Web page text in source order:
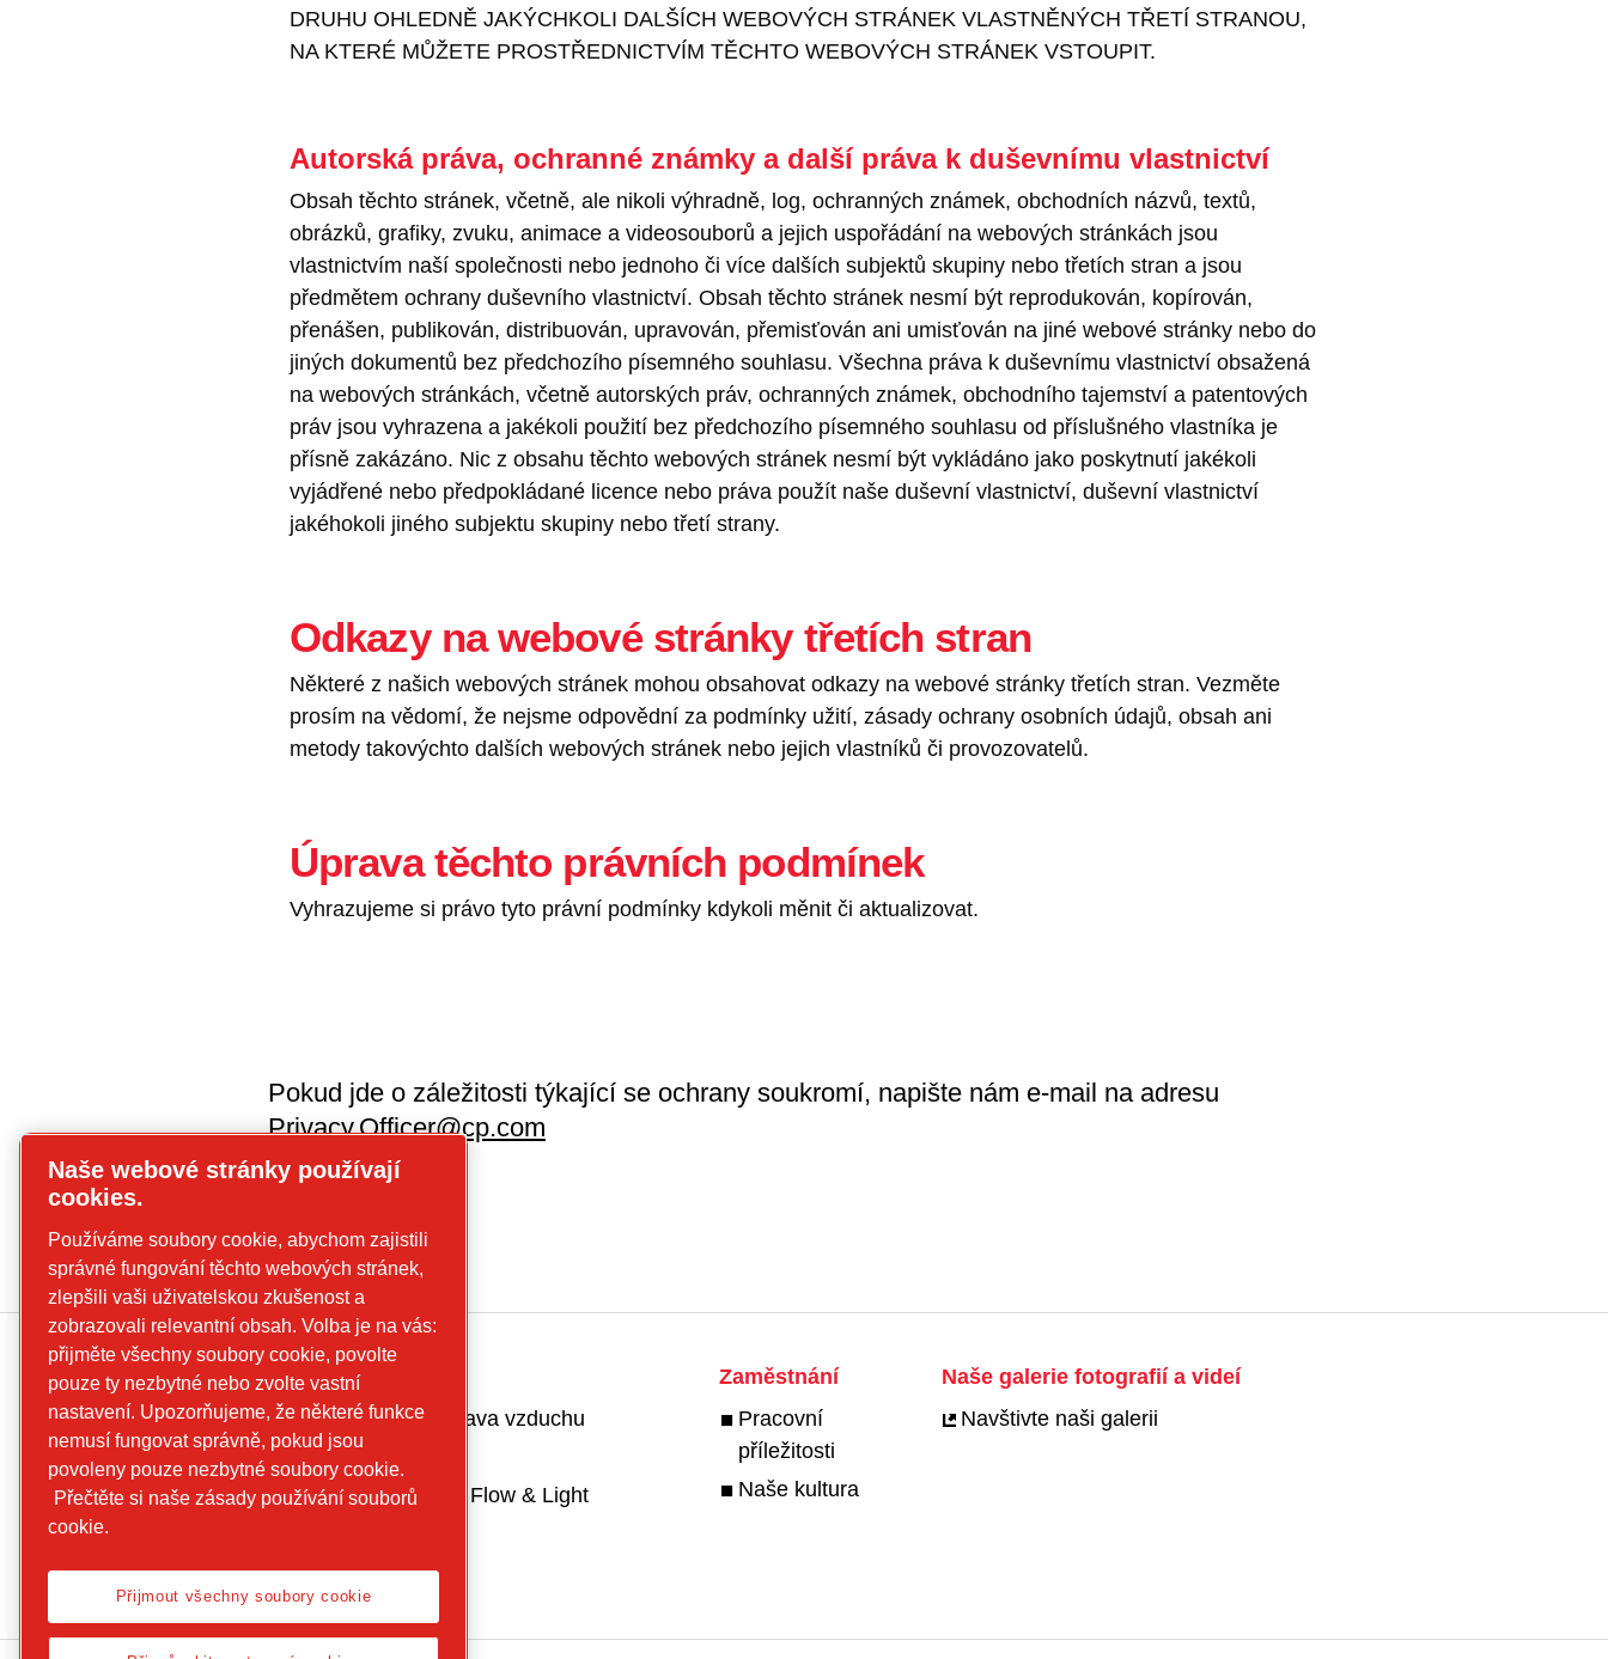
DRUHU OHLEDNĚ JAKÝCHKOLI DALŠÍCH WEBOVÝCH STRÁNEK VLASTNĚNÝCH TŘETÍ STRANOU,
NA KTERÉ MŮŽETE PROSTŘEDNICTVÍM TĚCHTO WEBOVÝCH STRÁNEK VSTOUPIT.
Autorská práva, ochranné známky a další práva k duševnímu vlastnictví
Obsah těchto stránek, včetně, ale nikoli výhradně, log, ochranných známek, obchodních názvů, textů,
obrázků, grafiky, zvuku, animace a videosouborů a jejich uspořádání na webových stránkách jsou
vlastnictvím naší společnosti nebo jednoho či více dalších subjektů skupiny nebo třetích stran a jsou
předmětem ochrany duševního vlastnictví. Obsah těchto stránek nesmí být reprodukován, kopírován,
přenášen, publikován, distribuován, upravován, přemisťován ani umisťován na jiné webové stránky nebo do
jiných dokumentů bez předchozího písemného souhlasu. Všechna práva k duševnímu vlastnictví obsažená
na webových stránkách, včetně autorských práv, ochranných známek, obchodního tajemství a patentových
práv jsou vyhrazena a jakékoli použití bez předchozího písemného souhlasu od příslušného vlastníka je
přísně zakázáno. Nic z obsahu těchto webových stránek nesmí být vykládáno jako poskytnutí jakékoli
vyjádřené nebo předpokládané licence nebo práva použít naše duševní vlastnictví, duševní vlastnictví
jakéhokoli jiného subjektu skupiny nebo třetí strany.
Odkazy na webové stránky třetích stran
Některé z našich webových stránek mohou obsahovat odkazy na webové stránky třetích stran. Vezměte
prosím na vědomí, že nejsme odpovědní za podmínky užití, zásady ochrany osobních údajů, obsah ani
metody takovýchto dalších webových stránek nebo jejich vlastníků či provozovatelů.
Úprava těchto právních podmínek
Vyhrazujeme si právo tyto právní podmínky kdykoli měnit či aktualizovat.
Pokud jde o záležitosti týkající se ochrany soukromí, napište nám e-mail na adresu
Privacy.Officer@cp.com
O nás
Náš odkaz
Náš dosah
Udržitelná
výroba
Co nabízíme
Naše podnikání
Kompresory a úprava vzduchu
Nástroje a řešení
Mobile Air, Power, Flow & Light
Zaměstnání
Pracovní
příležitosti
Naše kultura
Naše galerie fotografií a videí
Navštivte naši galerii
Naše webové stránky používají
cookies.
Používáme soubory cookie, abychom zajistili
správné fungování těchto webových stránek,
zlepšili vaši uživatelskou zkušenost a
zobrazovali relevantní obsah. Volba je na vás:
přijměte všechny soubory cookie, povolte
pouze ty nezbytné nebo zvolte vastní
nastavení. Upozorňujeme, že některé funkce
nemusí fungovat správně, pokud jsou
povoleny pouze nezbytné soubory cookie.
Přečtěte si naše zásady používání souborů
cookie.
Přijmout všechny soubory cookie